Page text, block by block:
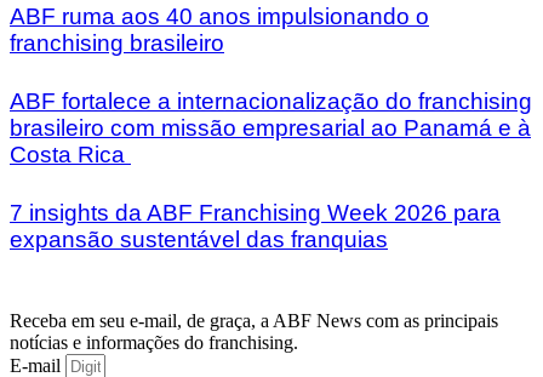
ABF ruma aos 40 anos impulsionando o
franchising brasileiro
ABF fortalece a internacionalização do franchising
brasileiro com missão empresarial ao Panamá e à
Costa Rica
7 insights da ABF Franchising Week 2026 para
expansão sustentável das franquias
Receba em seu e-mail, de graça, a ABF News com as principais
notícias e informações do franchising.
E-mail